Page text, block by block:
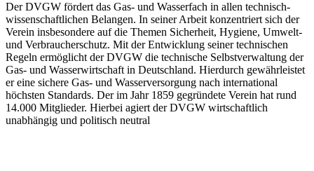
Der DVGW fördert das Gas- und Wasserfach in allen technisch-
wissenschaftlichen Belangen. In seiner Arbeit konzentriert sich der
Verein insbesondere auf die Themen Sicherheit, Hygiene, Umwelt-
und Verbraucherschutz. Mit der Entwicklung seiner technischen
Regeln ermöglicht der DVGW die technische Selbstverwaltung der
Gas- und Wasserwirtschaft in Deutschland. Hierdurch gewährleistet
er eine sichere Gas- und Wasserversorgung nach international
höchsten Standards. Der im Jahr 1859 gegründete Verein hat rund
14.000 Mitglieder. Hierbei agiert der DVGW wirtschaftlich
unabhängig und politisch neutral